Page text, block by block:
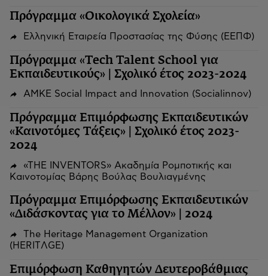
Πρόγραμμα «Οικολογικά Σχολεία»
Ελληνική Εταιρεία Προστασίας της Φύσης (ΕΕΠΦ)
Πρόγραμμα «Tech Talent School για
Εκπαιδευτικούς» | Σχολικό έτος 2023-2024
ΑΜΚΕ Social Impact and Innovation (Socialinnov)
Πρόγραμμα Επιμόρφωσης Εκπαιδευτικών
«Καινοτόμες Τάξεις» | Σχολικό έτος 2023-
2024
«THE INVENTORS» Ακαδημία Ρομποτικής και
Καινοτομίας Βάρης Βούλας Βουλιαγμένης
Πρόγραμμα Επιμόρφωσης Εκπαιδευτικών
«Διδάσκοντας για το Μέλλον» | 2024
The Heritage Management Organization
(HERITΛGΕ)
Επιμόρφωση Καθηγητών Δευτεροβάθμιας